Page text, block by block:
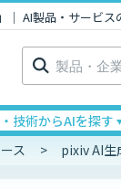
AI製品・サービス
検
索:
技術からAIを探す
ス pixiv AI生